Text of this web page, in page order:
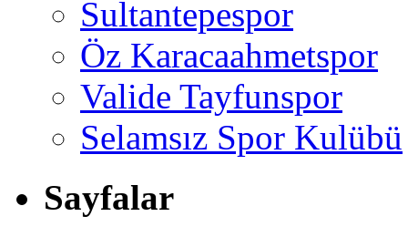
Sultantepespor
Öz Karacaahmetspor
Valide Tayfunspor
Selamsız Spor Kulübü
Sayfalar